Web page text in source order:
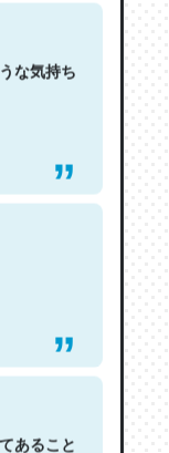
な気持ち
あること
てわかり